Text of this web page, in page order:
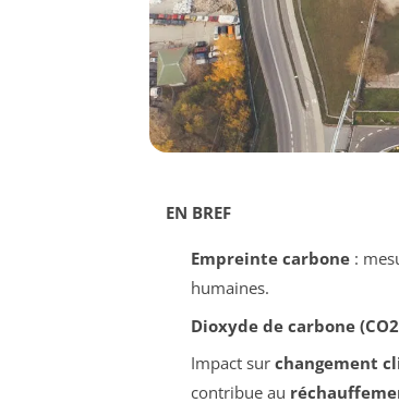
EN BREF
Empreinte carbone:
humaines.
Dioxyde de carbone
Impact sur changement
contribue au